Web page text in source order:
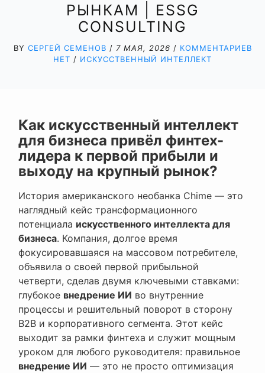
РЫНКАМ | ESSG
CONSULTING
BY СЕРГЕЙ СЕМЕНОВ / 7 МАЯ, 2026 / КОММЕНТАРИЕВ
НЕТ / ИСКУССТВЕННЫЙ ИНТЕЛЛЕКТ
Как искусственный интеллект
для бизнеса привёл финтех-
лидера к первой прибыли и
выходу на крупный рынок?
История американского необанка Chime — это
наглядный кейс трансформационного
потенциала искусственного интеллекта для
бизнеса. Компания, долгое время
фокусировавшаяся на массовом потребителе,
объявила о своей первой прибыльной
четверти, сделав двумя ключевыми ставками:
глубокое внедрение ИИ во внутренние
процессы и решительный поворот в сторону
B2B и корпоративного сегмента. Этот кейс
выходит за рамки финтеха и служит мощным
уроком для любого руководителя: правильное
внедрение ИИ — это не просто оптимизация